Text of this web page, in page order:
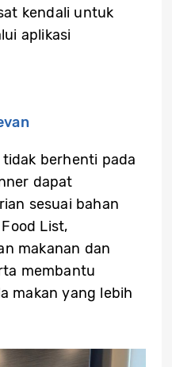
kendali untuk
aplikasi
berhenti pada
dapat
sesuai bahan
List,
makanan dan
membantu
makan yang lebih